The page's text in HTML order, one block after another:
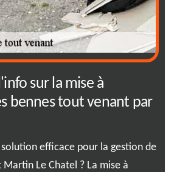
sur la mise à
bennes tout venant par
solution efficace pour la gestion de
Martin Le Chatel ? La mise à